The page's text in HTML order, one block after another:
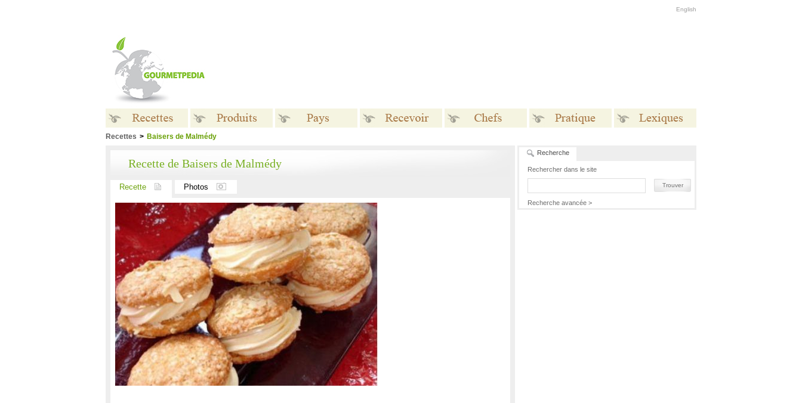
English
Recettes > Baisers de Malmédy
Recette de Baisers de Malmédy
Recette Photos
Recherche
Rechercher dans le site
Trouver
Recherche avancée >
Recettes Produits Pratique